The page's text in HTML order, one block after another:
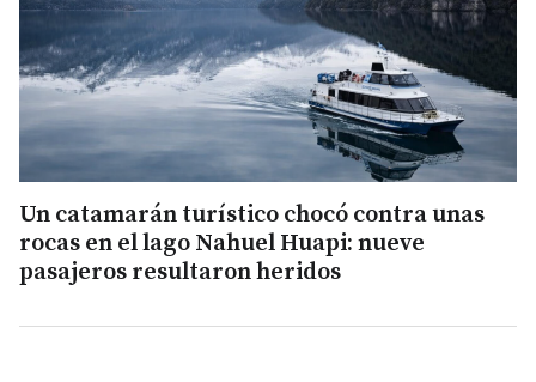
Un catamarán turístico chocó contra unas
rocas en el lago Nahuel Huapi: nueve
pasajeros resultaron heridos